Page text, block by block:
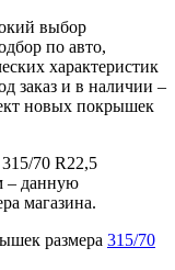
выбор
по авто,
характеристик
заказ и в наличии –
новых покрышек
70 R22,5
– данную
магазина.
размера 315/70